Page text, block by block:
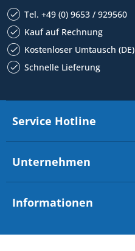
Tel. +49 (0) 9653 / 929560
Kauf auf Rechnung
Kostenloser Umtausch (DE)
Schnelle Lieferung
Service Hotline
Unternehmen
Informationen